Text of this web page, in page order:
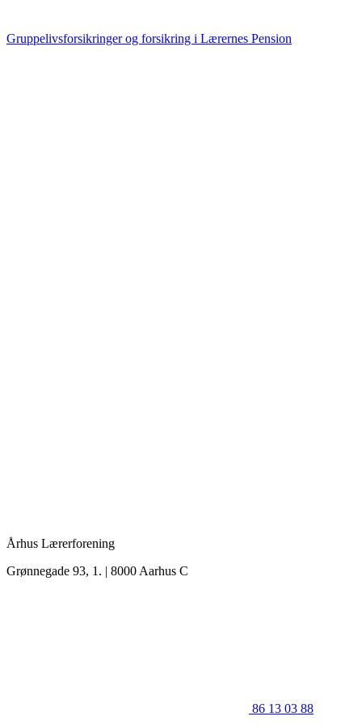
Gruppelivsforsikringer og forsikring i Lærernes Pension
Århus Lærerforening
Grønnegade 93, 1. | 8000 Aarhus C
86 13 03 88